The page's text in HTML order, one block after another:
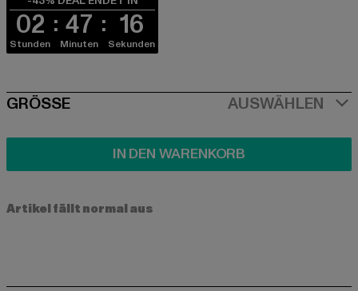
02
Stunden
47
Minuten
15
Sekunden
SIZE
GRÖSSE AUSWÄHLEN
IN DEN WARENKORB
Artikel fällt normal aus